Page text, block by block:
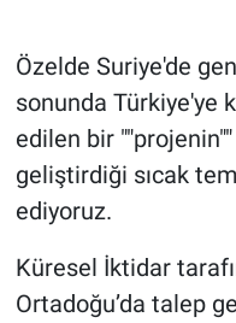
Özelde Suriye'de
sonunda Türkiye'ye
edilen bir ""projenin""
geliştirdiği sıcak
ediyoruz.
Küresel İktidar
Ortadoğu’da talep
Dünya
İlçeler
MAGAZİN
Bilim, Teknoloji